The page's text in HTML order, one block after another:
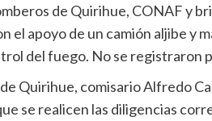
de Quirihue, CONAF y
el apoyo de un camión aljibe y
del fuego. No se registraron
Quirihue, comisario Alfredo
se realicen las diligencias